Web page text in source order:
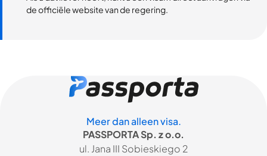
de officiële website van de regering.
Meer dan alleen visa.
PASSPORTA Sp. z o.o.
ul. Jana III Sobieskiego 2